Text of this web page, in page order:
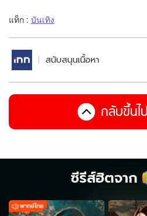
แท็ก : บันเทิง
สนับสนุนเนื้อหา
กลับขึ้นไ
ซีรีส์ฮิตจาก